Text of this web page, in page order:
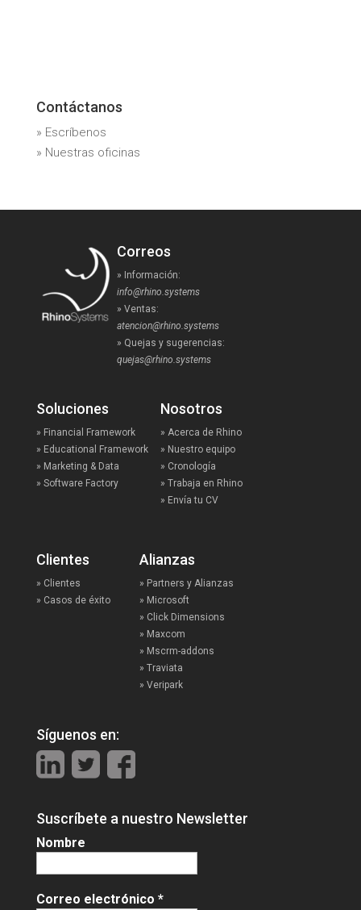
Contáctanos
» Escríbenos
» Nuestras oficinas
Correos
» Información:
info@rhino.systems
» Ventas:
atencion@rhino.systems
» Quejas y sugerencias:
quejas@rhino.systems
Soluciones
» Financial Framework
» Educational Framework
» Marketing & Data
» Software Factory
Nosotros
» Acerca de Rhino
» Nuestro equipo
» Cronología
» Trabaja en Rhino
» Envía tu CV
Clientes
» Clientes
» Casos de éxito
Alianzas
» Partners y Alianzas
» Microsoft
» Click Dimensions
» Maxcom
» Mscrm-addons
» Traviata
» Veripark
Síguenos en:
Suscríbete a nuestro Newsletter
Nombre
Correo electrónico *